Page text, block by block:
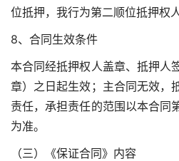
位抵押，我行为第二顺位抵押权人
8、合同生效条件
本合同经抵押权人盖章、抵押人
章）之日起生效；主合同无效，
责任，承担责任的范围以本合同
为准。
（三）《保证合同》内容